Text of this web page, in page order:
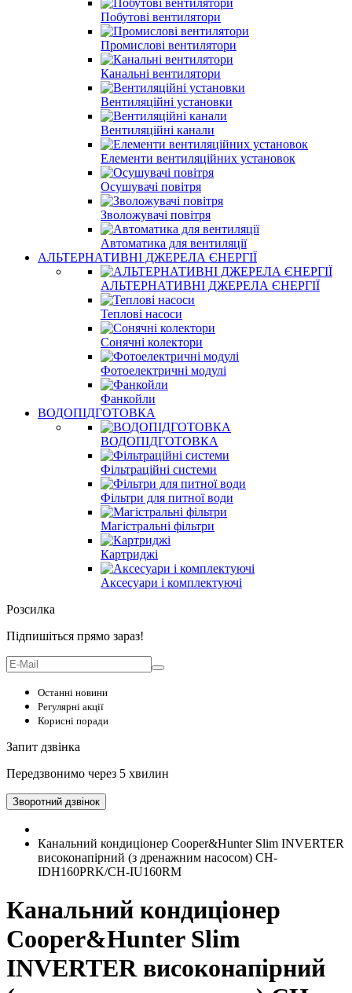
Побутові вентилятори
Промислові вентилятори
Канальні вентилятори
Вентиляційні установки
Вентиляційні канали
Елементи вентиляційних установок
Осушувачі повітря
Зволожувачі повітря
Автоматика для вентиляції
АЛЬТЕРНАТИВНІ ДЖЕРЕЛА ЄНЕРГІЇ
АЛЬТЕРНАТИВНІ ДЖЕРЕЛА ЄНЕРГІЇ
Теплові насоси
Сонячні колектори
Фотоелектричні модулі
Фанкойли
ВОДОПІДГОТОВКА
ВОДОПІДГОТОВКА
Фільтраційні системи
Фільтри для питної води
Магістральні фільтри
Картриджі
Аксесуари і комплектуючі
Розсилка
Підпишіться прямо зараз!
Останні новини
Регулярні акції
Корисні поради
Запит дзвінка
Передзвонимо через 5 хвилин
Зворотний дзвінок
Канальний кондиціонер Cooper&Hunter Slim INVERTER
високонапірний (з дренажним насосом) CH-
IDH160PRK/CH-IU160RM
Канальний кондиціонер
Cooper&Hunter Slim
INVERTER високонапірний